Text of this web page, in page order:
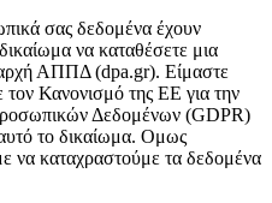
σας δεδομένα έχουν
να καταθέσετε μια
αρχή ΑΠΠΔ (dpa.gr). Είμαστε
Κανονισμό της ΕΕ για την
Δεδομένων (GDPR)
το δικαίωμα. Ομως
να καταχραστούμε τα δεδομένα